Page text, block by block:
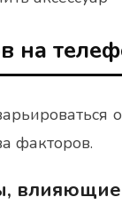
на
факторов.
влияющие